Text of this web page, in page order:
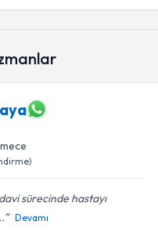
sürecinde hastayı
Devamı